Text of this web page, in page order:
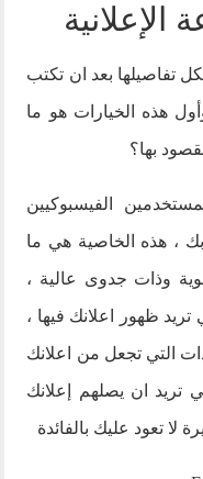
الإعلانية
تفاصيلها بعد ان تكتب
هذه الخيارات هو ما
بها؟
الفيسبوكيين
، هذه الخاصية هي ما
وذات جدوى عالية ،
تريد ظهور اعلانك فيها ،
التي تجعل من اعلانك
ان يصلهم إعلانك
لا تعود عليك بالفائدة